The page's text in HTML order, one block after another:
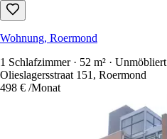
Wohnung, Roermond
1 Schlafzimmer · 52 m² · Unmöbliert
Olieslagersstraat 151, Roermond
498 € /Monat